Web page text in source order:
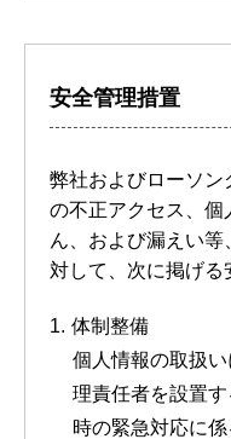
安全管理措置
弊社およびローソン
の不正アクセス、個
ん、および漏えい
対して、次に掲げる
体制整備
個人情報の取扱
理責任者を設置
時の緊急対応に